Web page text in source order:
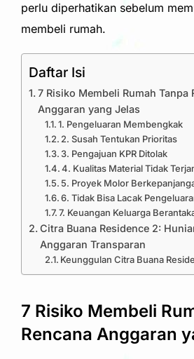
perlu diperhatikan sebelum
membeli rumah.
Daftar Isi
7 Risiko Membeli Rumah Tanpa
Anggaran yang Jelas
1. Pengeluaran Membengkak
2. Susah Tentukan Prioritas
3. Pengajuan KPR Ditolak
4. Kualitas Material Tidak
5. Proyek Molor
6. Tidak Bisa Lacak
7. Keuangan Keluarga
Citra Buana Residence 2:
Anggaran Transparan
Keunggulan Citra Buana
7 Risiko Membeli
Rencana Anggaran